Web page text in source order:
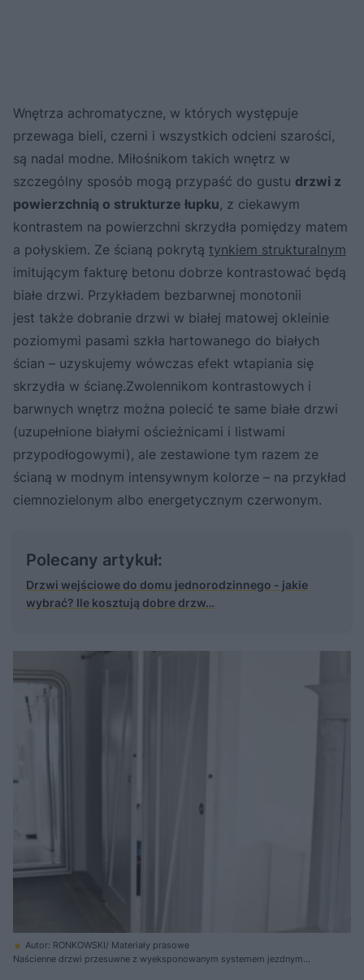
Wnętrza achromatyczne, w których występuje
przewaga bieli, czerni i wszystkich odcieni szarości,
są nadal modne. Miłośnikom takich wnętrz w
szczególny sposób mogą przypaść do gustu drzwi z
powierzchnią o strukturze łupku, z ciekawym
kontrastem na powierzchni skrzydła pomiędzy matem
a połyskiem. Ze ścianą pokrytą tynkiem strukturalnym
imitującym fakturę betonu dobrze kontrastować będą
białe drzwi. Przykładem bezbarwnej monotonii
jest także dobranie drzwi w białej matowej okleinie
poziomymi pasami szkła hartowanego do białych
ścian – uzyskujemy wówczas efekt wtapiania się
skrzydła w ścianę.Zwolennikom kontrastowych i
barwnych wnętrz można polecić te same białe drzwi
(uzupełnione białymi ościeżnicami i listwami
przypodłogowymi), ale zestawione tym razem ze
ścianą w modnym intensywnym kolorze – na przykład
ciemnozielonym albo energetycznym czerwonym.
Polecany artykuł:
Drzwi wejściowe do domu jednorodzinnego - jakie
wybrać? Ile kosztują dobre drzw…
Autor: RONKOWSKI/ Materiały prasowe
Naścienne drzwi przesuwne z wyeksponowanym systemem jezdnym